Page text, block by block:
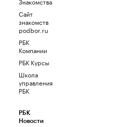
Сайт
знакомств
podbor.ru
РБК
Компании
РБК Курсы
Школа
управления
РБК
РБК
Новости